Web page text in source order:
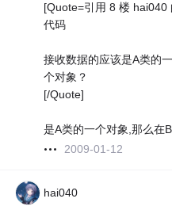
[Quote=引用 8 楼 hai040
代码
接收数据的应该是A类的
个对象？
[/Quote]
是A类的一个对象,那么在
2009-01-12
hai040